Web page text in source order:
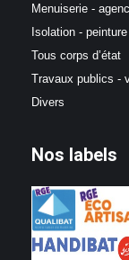
Menuiserie -
Isolation -
Tous corps d’état
Travaux publics -
Divers
Nos labels